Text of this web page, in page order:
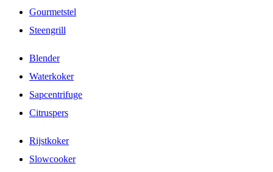
Gourmetstel
Steengrill
Blender
Waterkoker
Sapcentrifuge
Citruspers
Rijstkoker
Slowcooker